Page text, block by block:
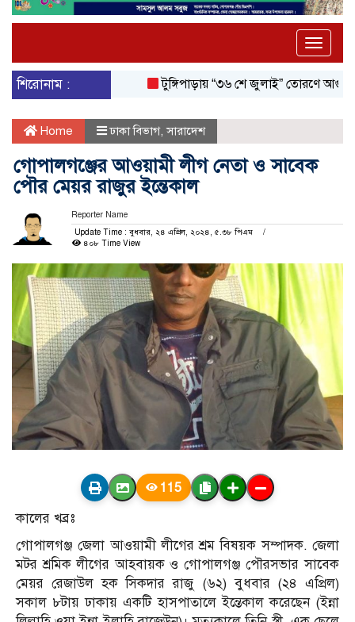
Toggle
শিরোনাম :
টুঙ্গিপাড়ায় “৩৬ শে জুলাই” তোরণে আগুন; ৭৫
Home ঢাকা বিভাগ,সারাদেশ
গোপালগঞ্জের আওয়ামী লীগ নেতা ও সাবেক
পৌর মেয়র রাজুর ইন্তেকাল
Reporter Name
Update Time : বুধবার, ২৪ এপ্রিল, ২০২৪, ৫.৩৮ পিএম
৪০৮ Time View
115
কালের খব্রঃ
গোপালগঞ্জ জেলা আওয়ামী লীগের শ্রম বিষয়ক সম্পাদক. জেলা
মটর শ্রমিক লীগের আহবায়ক ও গোপালগঞ্জ পৌরসভার সাবেক
মেয়র রেজাউল হক সিকদার রাজু (৬২) বুধবার (২৪ এপ্রিল)
সকাল ৮টায় ঢাকায় একটি হাসপাতালে ইন্তেকাল করেছেন (ইন্না